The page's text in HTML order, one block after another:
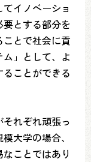
イノベーショ
とする部分を
とで社会に貢
」として、よ
ことができる
れぞれ頑張っ
大学の場合、
ことではあり